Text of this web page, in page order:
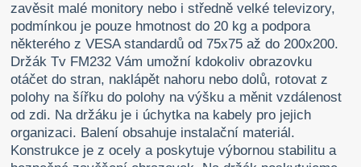
zavěsit malé monitory nebo i středně velké televizory,
podmínkou je pouze hmotnost do 20 kg a podpora
některého z VESA standardů od 75x75 až do 200x200.
Držák Tv FM232 Vám umožní kdokoliv obrazovku
otáčet do stran, naklápět nahoru nebo dolů, rotovat z
polohy na šířku do polohy na výšku a měnit vzdálenost
od zdi. Na držáku je i úchytka na kabely pro jejich
organizaci. Balení obsahuje instalační materiál.
Konstrukce je z ocely a poskytuje výbornou stabilitu a